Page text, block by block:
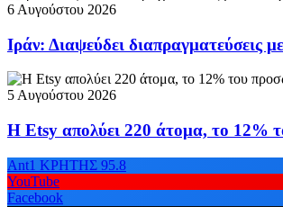
6 Αυγούστου 2026
Ιράν: Διαψεύδει
5 Αυγούστου 2026
Η Etsy απολύει 220 άτομα, το 12%
Ant1 ΚΡΗΤΗΣ 95.8
YouTube
Facebook